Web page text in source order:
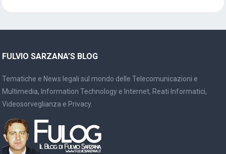
FULVIO SARZANA’S BLOG
Tematiche e News legali sul mondo delle Telecomunicazioni e
Multimedia, Information Technology e Internet, Reati Informatici,
Videosorveglianza e Privacy.